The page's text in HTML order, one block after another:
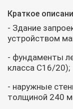
Краткое
- Здание
устройством
- фундаменты
класса С16/20);
- наружные
толщиной 240